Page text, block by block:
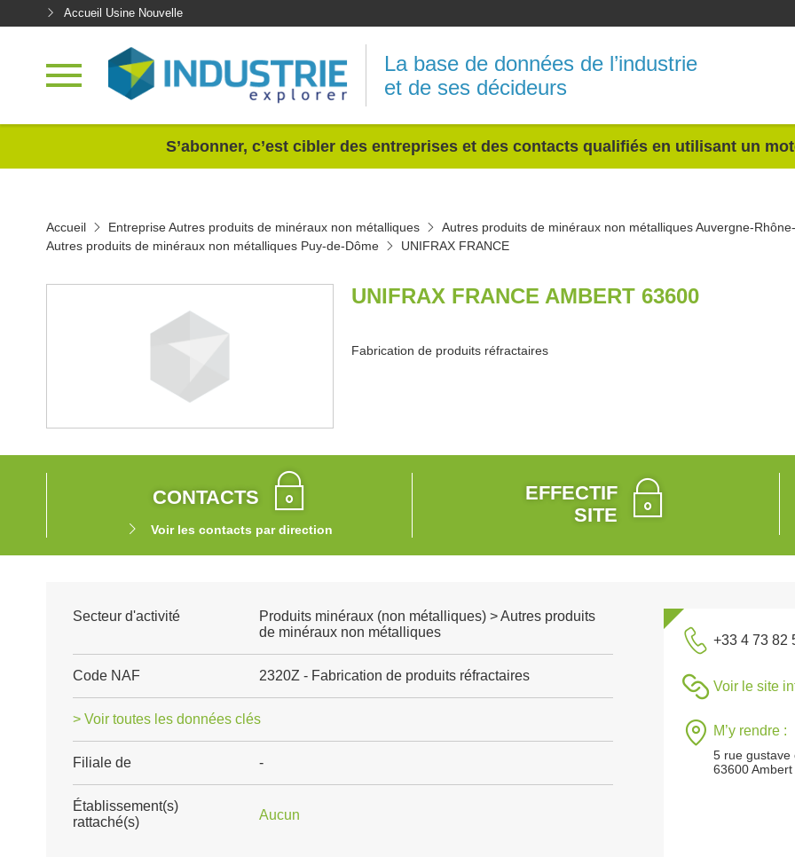
Accueil Usine Nouvelle
La base de données de l’industrie
et de ses décideurs
S’abonner, c’est cibler des entreprises et des contacts qualifiés en utilisant un
Accueil Entreprise Autres produits de minéraux non métalliques
Autres produits de minéraux non métalliques Auvergne-
Autres produits de minéraux non métalliques Puy-de-Dôme
UNIFRAX FRANCE
UNIFRAX FRANCE AMBERT 63600
Fabrication de produits réfractaires
CONTACTS
Voir les contacts par direction
EFFECTIF
SITE
Secteur d'activité
Produits minéraux (non métalliques) > Autres produits
de minéraux non métalliques
Code NAF 2320Z - Fabrication de produits réfractaires
> Voir toutes les données clés
Filiale de -
Établissement(s)
rattaché(s)
Aucun
+33 4 73 82
Voir le site
M’y rendre :
5 rue gustave
63600 Ambert